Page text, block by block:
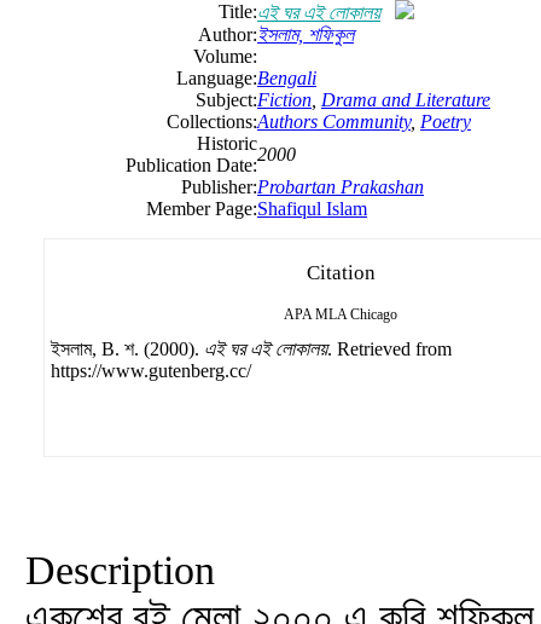
Title:এই ঘর এই লোকালয়
Author:ইসলাম, শফিকুল
Volume:
Language:Bengali
Subject:Fiction Drama and Literature
Collections:Authors Community, Poetry
Historic
Publication Date:
2000
Publisher:Probartan Prakashan
Member Page:Shafiqul Islam
Citation
APA MLA Chicago
ইসলাম, B. শ. (2000). এই ঘর এই লোকালয়. Retrieved from
https://www.gutenberg.cc/
Description